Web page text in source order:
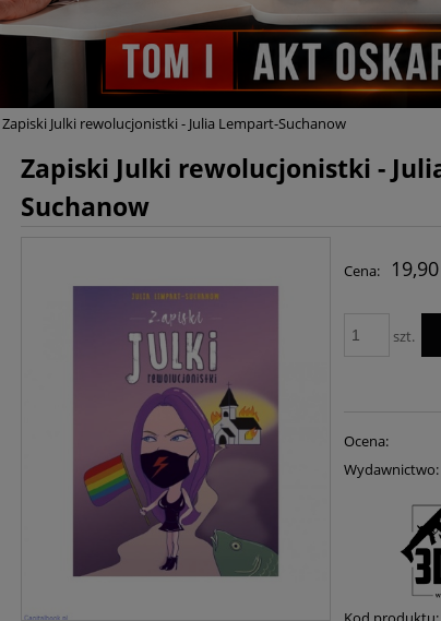
Zapiski Julki rewolucjonistki - Julia Lempart-Suchanow
Zapiski Julki rewolucjonistki -
Suchanow
Cena: 19,90
szt.
Ocena:
Wydawnictwo: